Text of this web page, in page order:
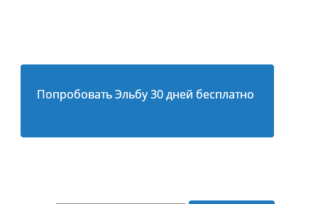
Попробовать Эльбу 30 дней бесплатно